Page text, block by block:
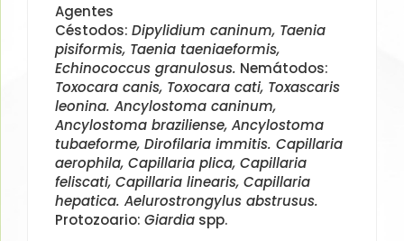
Agentes
Céstodos: Dipylidium caninum, Taenia
pisiformis, Taenia taeniaeformis,
Echinococcus granulosus. Nemátodos:
Toxocara canis, Toxocara cati, Toxascaris
leonina. Ancylostoma caninum,
Ancylostoma braziliense, Ancylostoma
tubaeforme, Dirofilaria immitis. Capillaria
aerophila, Capillaria plica, Capillaria
feliscati, Capillaria linearis, Capillaria
hepatica. Aelurostrongylus abstrusus.
Protozoario: Giardia spp.